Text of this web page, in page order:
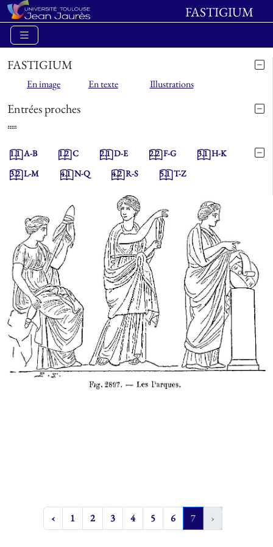
FASTIGIUM
FASTIGIUM
En image En texte Illustrations
Entrées proches
1.1A-B 1.2C 2.1D-E 2.2F-G 3.1H-K
3.2L-M 4.1N-Q 4.2R-S 5.1T-Z
‹ 1 2 3 4 5 6 7 ›